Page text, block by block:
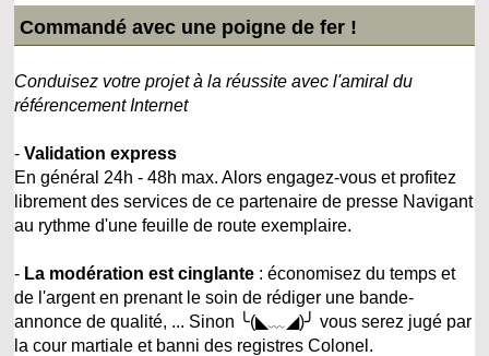
Commandé avec une poigne de fer !
Conduisez votre projet à la réussite avec l'amiral du
référencement Internet
-Validation express
En général 24h - 48h max. Alors engagez-vous et profitez
librement des services de ce partenaire de presse Navigant
au rythme d'une feuille de route exemplaire.
- La modération est cinglante : économisez du temps et
de l'argent en prenant le soin de rédiger une bande-
annonce de qualité, ... Sinon ╰(◣﹏◢)╯ vous serez jugé par
la cour martiale et banni des registres Colonel.